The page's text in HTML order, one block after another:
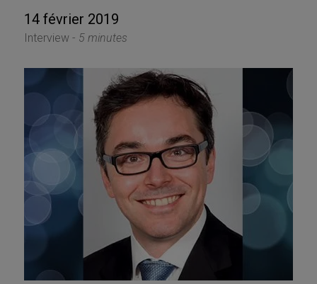
14 février 2019
Interview - 5 minutes